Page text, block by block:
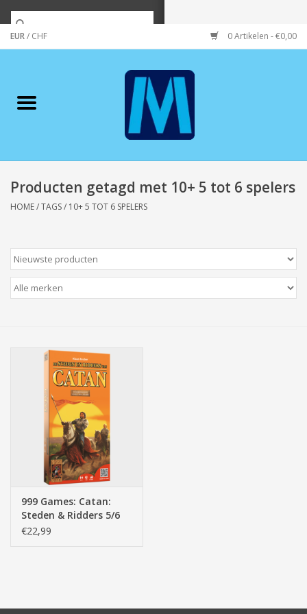
EUR/ CHF 0 Artikelen - €0,00
Merken
Wonen/koken/huishouden
Wenskaarten
Zeeuws/Streek
Baby & Peuter
Speelgoed & hobby
Cadeau & feest
Producten getagd met 10+ 5 tot 6 spelers
HOME/TAGS/ 10+ 5 TOT 6 SPELERS
999 Games: Catan:
Steden & Ridders 5/6
spelers - Bordspel
€22,99